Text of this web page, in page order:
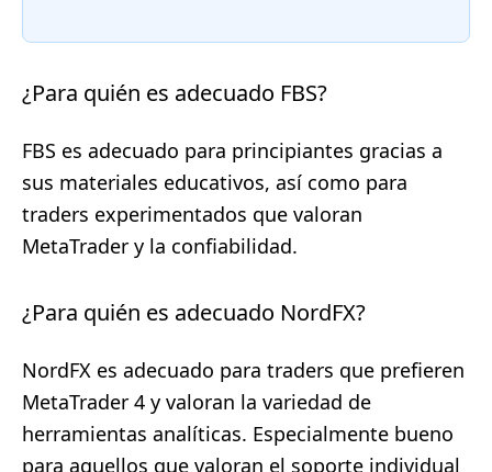
¿Para quién es adecuado FBS?
FBS es adecuado para principiantes gracias a
sus materiales educativos, así como para
traders experimentados que valoran
MetaTrader y la confiabilidad.
¿Para quién es adecuado NordFX?
NordFX es adecuado para traders que prefieren
MetaTrader 4 y valoran la variedad de
herramientas analíticas. Especialmente bueno
para aquellos que valoran el soporte individual